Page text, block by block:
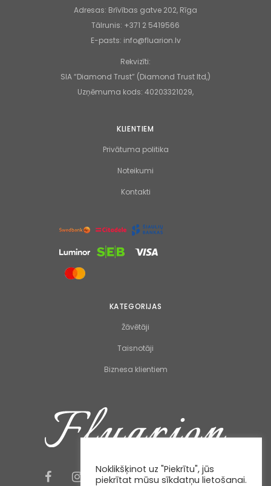
Adresas: Brīvības gatve 202, Rīga
Tālrunis: +371 2 5419566
E-pasts: info@fluarion.lv
Rekvizīti:
SIA “Diamond Trust” (Diamond Trust ltd,)
Uzņēmuma kods: 40203321029,
KLIENTIEM
Privātuma politika
Noteikumi
Kontakti
KATEGORIJAS
Žāvētāji
Taisnotāji
Biznesa klientiem
Noklikšķinot uz "Piekrītu", jūs
piekrītat mūsu sīkdatņu lietošanai.